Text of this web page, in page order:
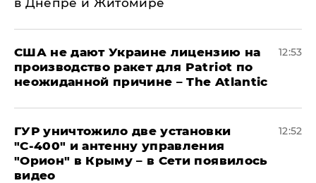
в Днепре и Житомире
США не дают Украине лицензию на
производство ракет для Patriot по
неожиданной причине – The Atlantic
12:53
ГУР уничтожило две установки
"С‑400" и антенну управления
"Орион" в Крыму – в Сети появилось
видео
12:52